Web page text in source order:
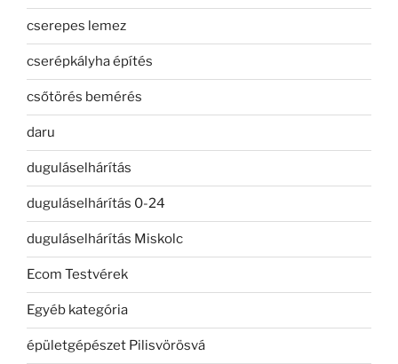
cserepes lemez
cserépkályha építés
csőtörés bemérés
daru
duguláselhárítás
duguláselhárítás 0-24
duguláselhárítás Miskolc
Ecom Testvérek
Egyéb kategória
épületgépészet Pilisvörösvá